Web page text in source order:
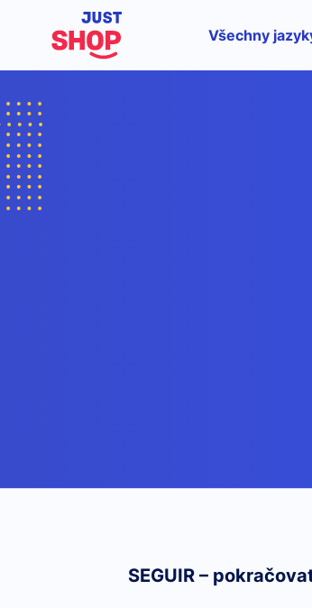
Všechny
SEGUIR –